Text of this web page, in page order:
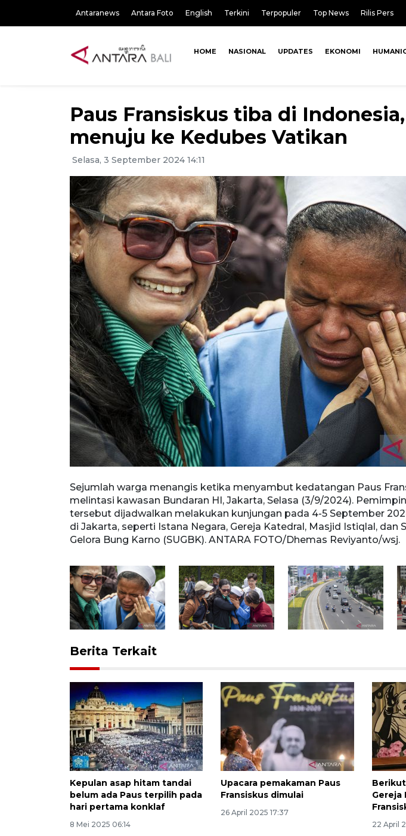
Antaranews Antara Foto English Terkini Terpopuler Top News Rilis Pers
HOME NASIONAL UPDATES EKONOMI
Paus Fransiskus tiba di
menuju ke Kedubes Vatikan
Selasa, 3 September 2024 14:11
Sejumlah warga menangis ketika menyambut kedatangan Paus
melintasi kawasan Bundaran HI, Jakarta, Selasa (3/9/2024).
tersebut dijadwalkan melakukan kunjungan pada 4-5 September
di Jakarta, seperti Istana Negara, Gereja Katedral, Masjid Istiqlal, dan
Gelora Bung Karno (SUGBK). ANTARA FOTO/Dhemas Reviyanto/wsj.
Berita Terkait
Kepulan asap hitam tandai
belum ada Paus terpilih pada
hari pertama konklaf
8 Mei 2025 06:14
Upacara pemakaman Paus
Fransiskus dimulai
26 April 2025 17:37
Gereja
22 April